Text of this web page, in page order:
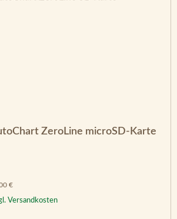
ZeroLine microSD-Karte
Preis:
€
Versandkosten